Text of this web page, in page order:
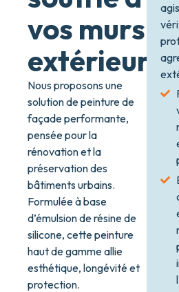
vos murs
extérieurs
Nous proposons une
solution de peinture de
façade performante,
pensée pour la
rénovation et la
préservation des
bâtiments urbains.
Formulée à base
d’émulsion de résine de
silicone, cette peinture
haut de gamme allie
esthétique, longévité et
protection.